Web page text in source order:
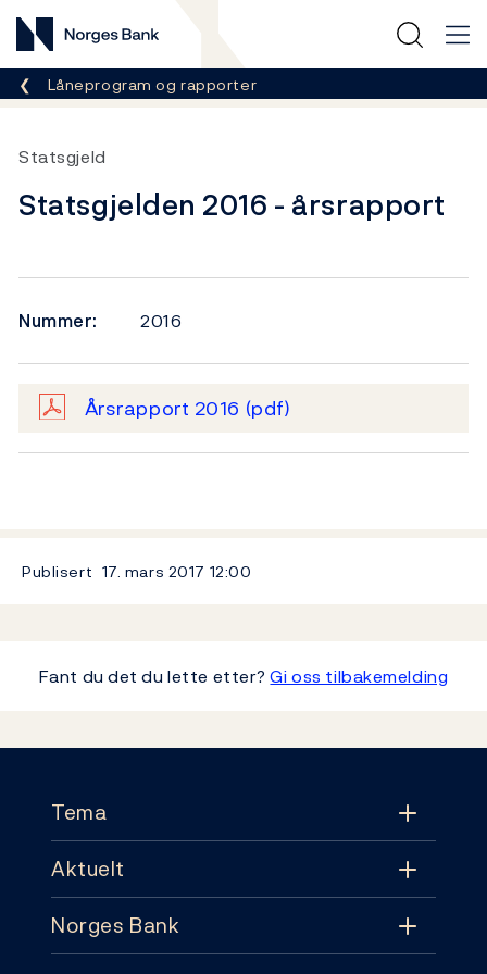
Norges Bank
Her er du nå:
Låneprogram og rapporter
Statsgjeld
Statsgjelden 2016 - årsrapport
Nummer: 2016
Årsrapport 2016 (pdf)
Publisert 17. mars 2017 12:00
Fant du det du lette etter?Gi oss tilbakemelding
Tema
Tema
Pengepolitikk
Aktuelt
Aktuelt
Norges Bank